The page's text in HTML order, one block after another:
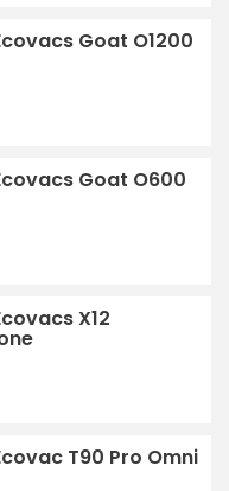
Goat O1200
Goat O600
X12
T90 Pro Omni